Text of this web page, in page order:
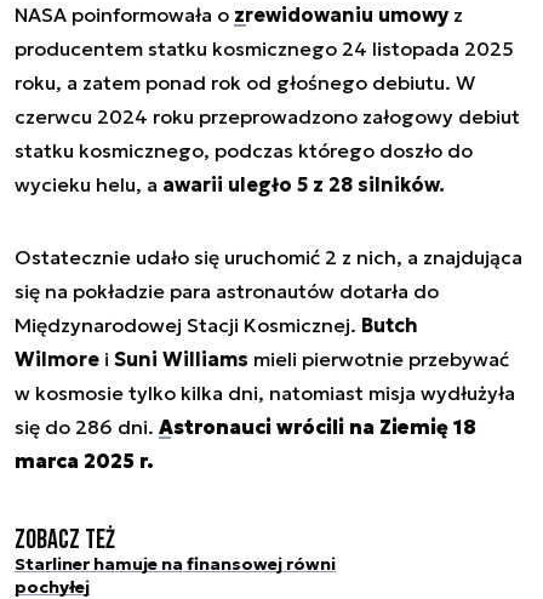
NASA poinformowała o zrewidowaniu umowyz
producentem statku kosmicznego 24 listopada 2025
roku, a zatem ponad rok od głośnego debiutu. W
czerwcu 2024 roku przeprowadzono załogowy debiut
statku kosmicznego, podczas którego doszło do
wycieku helu, a awarii uległo 5 z 28 silników.
Ostatecznie udało się uruchomić 2 z nich, a znajdująca
się na pokładzie para astronautów dotarła do
Międzynarodowej Stacji Kosmicznej. Butch
Wilmore i Suni Williams mieli pierwotnie przebywać
w kosmosie tylko kilka dni, natomiast misja wydłużyła
się do 286 dni. Astronauci wrócili na Ziemię 18
marca 2025 r.
Zobacz też
Starliner hamuje na finansowej równi
pochyłej